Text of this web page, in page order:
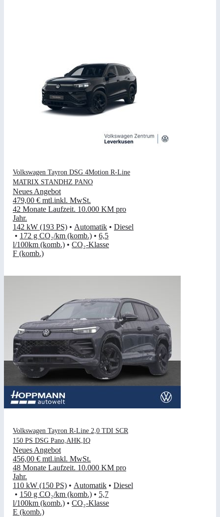
Volkswagen Tayron DSG 4Motion R-Line
MATRIX STANDHZ PANO
Neues Angebot
479,00 € mtl.inkl. MwSt.
42 Monate Laufzeit. 10.000 KM pro
Jahr.
142 kW (193 PS) • Automatik • Diesel
• 172 g CO₂/km (komb.) • 6,5
l/100km (komb.) • CO₂-Klasse
F (komb.)
Volkswagen Tayron R-Line 2,0 TDI SCR
150 PS DSG Pano,AHK,IQ
Neues Angebot
456,00 € mtl.inkl. MwSt.
48 Monate Laufzeit. 10.000 KM pro
Jahr.
110 kW (150 PS) • Automatik • Diesel
• 150 g CO₂/km (komb.) • 5,7
l/100km (komb.) • CO₂-Klasse
E (komb.)